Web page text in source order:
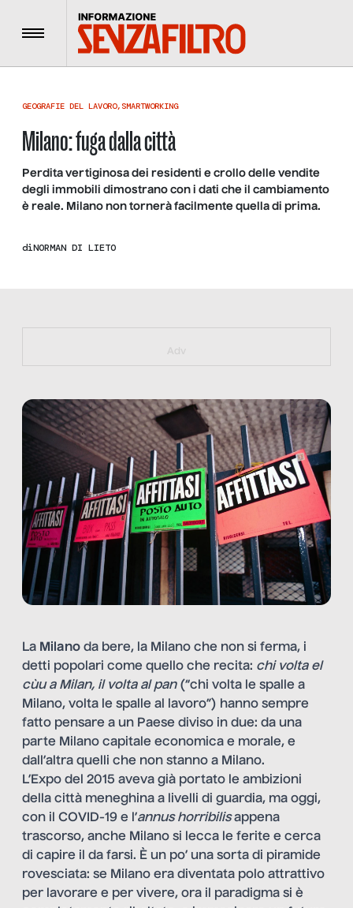
Menu
GEOGRAFIE DEL LAVORO, SMARTWORKING
Milano: fuga dalla città
Perdita vertiginosa dei residenti e crollo delle vendite
degli immobili dimostrano con i dati che il cambiamento
è reale. Milano non tornerà facilmente quella di prima.
diNORMAN DI LIETO
https://bit.ly/muster_aggiornamento
Adv
La Milano da bere, la Milano che non si ferma, i
detti popolari come quello che recita: chi volta el
cùu a Milan, il volta al pan (“chi volta le spalle a
Milano, volta le spalle al lavoro”) hanno sempre
fatto pensare a un Paese diviso in due: da una
parte Milano capitale economica e morale, e
dall’altra quelli che non stanno a Milano.
L’Expo del 2015 aveva già portato le ambizioni
della città meneghina a livelli di guardia, ma oggi,
con il COVID-19 e l’annus horribilisappena
trascorso, anche Milano si lecca le ferite e cerca
di capire il da farsi. È un po’ una sorta di piramide
rovesciata: se Milano era diventata polo attrattivo
per lavorare e per vivere, ora il paradigma si è